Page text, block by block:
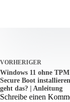
VORHERIGER
Windows 11 ohne
Secure Boot
geht das? | Anleitung
Schreibe einen